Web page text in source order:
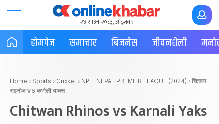
२४ साउन २०८३, आइतबार
होमपेज समाचार बिजनेस जीवनशैली
Home › Sports › Cricket › NPL- NEPAL PREMIER LEAGUE (2024) › चितवन
राइनोज VS कर्णाली याक्स
Chitwan Rhinos vs Karnali Yaks